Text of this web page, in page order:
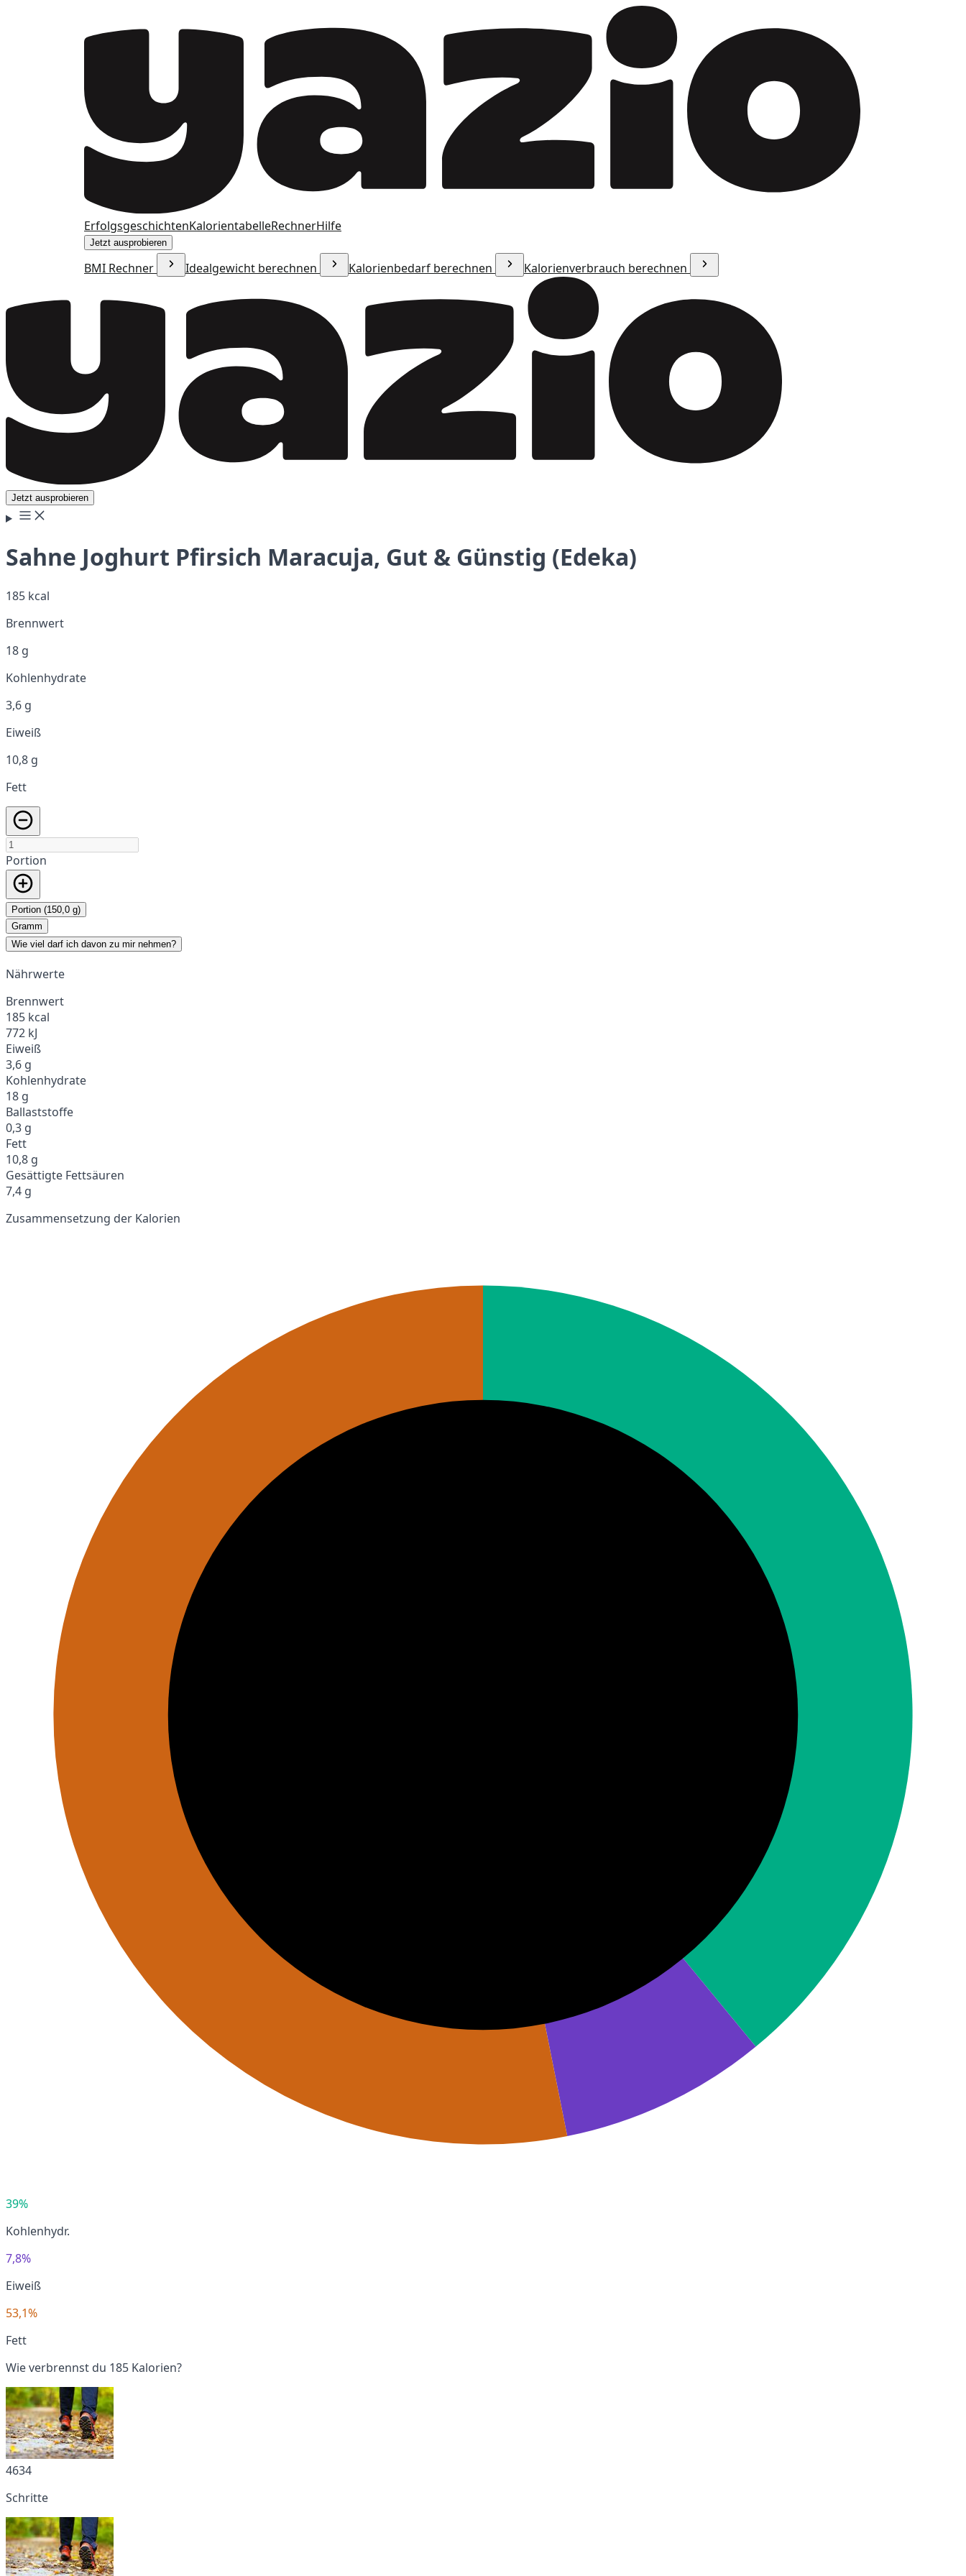
ErfolgsgeschichtenKalorientabelleRechnerHilfe
Jetzt ausprobieren
BMI Rechner Idealgewicht berechnen Kalorienbedarf berechnen Kalorienverbrauch berechnen
Jetzt ausprobieren
Sahne Joghurt Pfirsich Maracuja, Gut & Günstig (Edeka)
185 kcal
Brennwert
18 g
Kohlenhydrate
3,6 g
Eiweiß
10,8 g
Fett
Portion
Portion (150,0 g)
Gramm
Wie viel darf ich davon zu mir nehmen?
Nährwerte
Brennwert
185 kcal
772 kJ
Eiweiß
3,6 g
Kohlenhydrate
18 g
Ballaststoffe
0,3 g
Fett
10,8 g
Gesättigte Fettsäuren
7,4 g
Zusammensetzung der Kalorien
39%
Kohlenhydr.
7,8%
Eiweiß
53,1%
Fett
Wie verbrennst du 185 Kalorien?
4634
Schritte